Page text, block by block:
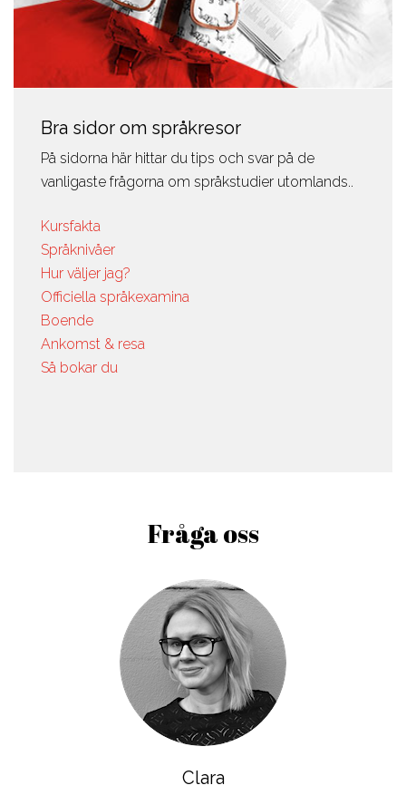
Bra sidor om språkresor
På sidorna här hittar du tips och svar på de
vanligaste frågorna om språkstudier utomlands..
Kursfakta
Språknivåer
Hur väljer jag?
Officiella språkexamina
Boende
Ankomst & resa
Så bokar du
Fråga oss
Clara